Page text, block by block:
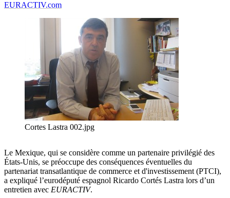
EURACTIV.com
Cortes Lastra 002.jpg
Le Mexique, qui se considère comme un partenaire privilégié des
États-Unis, se préoccupe des conséquences éventuelles du
partenariat transatlantique de commerce et d'investissement (PTCI),
a expliqué l’eurodéputé espagnol Ricardo Cortés Lastra lors d’un
entretien avec EURACTIV.